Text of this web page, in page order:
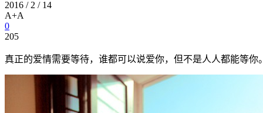
2016 / 2 / 14
A+A
0
205
真正的爱情需要等待，谁都可以说爱你，但不是人人都能等你